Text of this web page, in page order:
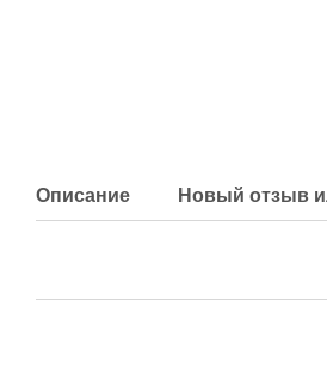
Описание Новый отзыв